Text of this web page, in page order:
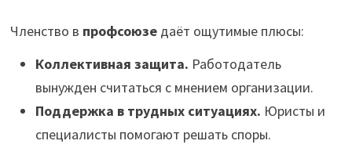
Членство в профсоюзедаёт ощутимые плюсы:
Коллективная защита. Работодатель
вынужден считаться с мнением организации.
Поддержка в трудных ситуациях. Юристы и
специалисты помогают решать споры.